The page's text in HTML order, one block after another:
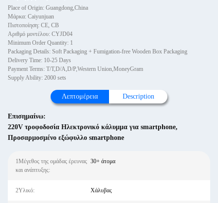
Place of Origin: Guangdong,China
Μάρκα: Caiyunjuan
Πιστοποίηση: CE, CB
Αριθμό μοντέλου: CYJD04
Minimum Order Quantity: 1
Packaging Details: Soft Packaging + Fumigation-free Wooden Box Packaging
Delivery Time: 10-25 Days
Payment Terms: T/T,D/A,D/P,Western Union,MoneyGram
Supply Ability: 2000 sets
Λεπτομέρεια Description
Επισημαίνω:
220V τροφοδοσία Ηλεκτρονικό κάλυμμα για smartphone,
Προσαρμοσμένο εξώφυλλο smartphone
1Μέγεθος της ομάδας έρευνας
και ανάπτυξης:
30+ άτομα
2Υλικό: Χάλυβας